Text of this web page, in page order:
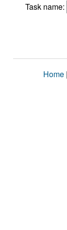
Task name:
Home |